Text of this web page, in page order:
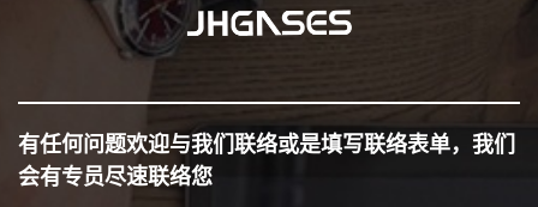
有任何问题欢迎与我们联络或是填写联络表单，我们
会有专员尽速联络您